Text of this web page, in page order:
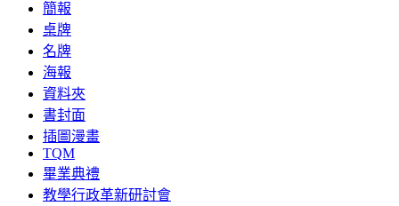
簡報
桌牌
名牌
海報
資料夾
書封面
插圖漫畫
TQM
畢業典禮
教學行政革新研討會